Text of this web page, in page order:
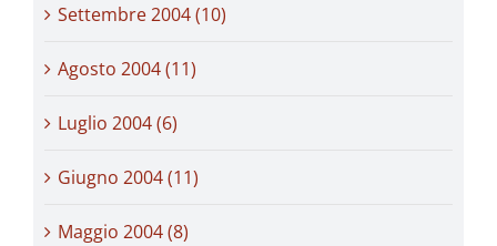
Settembre 2004 (10)
Agosto 2004 (11)
Luglio 2004 (6)
Giugno 2004 (11)
Maggio 2004 (8)